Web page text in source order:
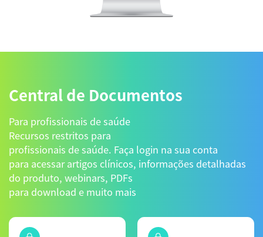
Central de Documentos
Para profissionais de saúde
Recursos restritos para
profissionais de saúde. Faça login na sua conta
para acessar artigos clínicos, informações detalhadas
do produto, webinars, PDFs
para download e muito mais